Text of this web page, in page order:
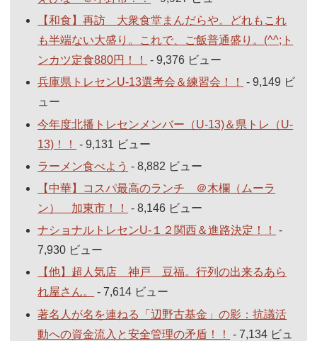
【和食】再訪 大衆食堂まんだらや。どれもこれ
も半端ない大盛り。これで、ご飯普通盛り。(^^;ト
ンカツ定食880円！！
- 9,376 ビュー
兵庫県トレセンU-13選考会＆練習会！！
- 9,149 ビ
ュー
今年度北播トレセンメンバー（U-13)＆県トレ（U-
13)！！
- 9,131 ビュー
ラーメン食べよう - 8,882 ビュー
【中華】コスパ最高のランチ ＠木欄（ムーラ
ン） 加東市！！
- 8,146 ビュー
ナショナルトレセンU-１２関西＆進路決定！！
-
7,930 ビュー
【他】超人気店 神戸 豆福。行列の出来るあら
れ屋さん。
- 7,614 ビュー
著名人が名を連ねる「辺野古基金」の影：抗議活
動への資金流入と安全管理の矛盾！！
- 7,134 ビュ